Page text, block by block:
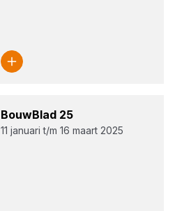
Bouw­Blad 25
11 januari t/m 16 maart 2025